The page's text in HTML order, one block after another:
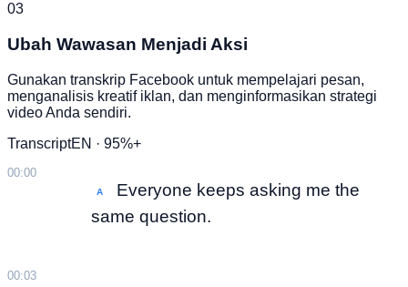
03
Ubah Wawasan Menjadi Aksi
Gunakan transkrip Facebook untuk mempelajari pesan,
menganalisis kreatif iklan, dan menginformasikan strategi
video Anda sendiri.
TranscriptEN · 95%+
00:00
A
Everyone keeps asking me the
same question.
00:03